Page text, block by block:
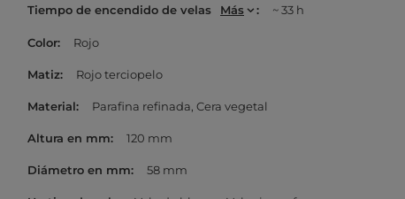
Tiempo de encendido de velas Más ~ 33 h
Color Rojo
Matiz Rojo terciopelo
Material Parafina refinada Cera vegetal
Altura en mm 120 mm
Diámetro en mm 58 mm